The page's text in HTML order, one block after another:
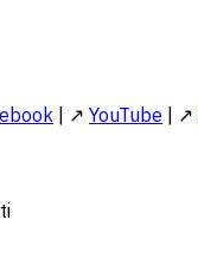
| ↗ YouTube | ↗